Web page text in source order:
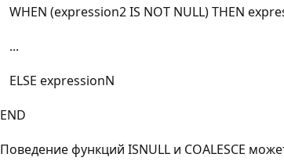
WHEN (expression2 IS NOT NULL) THEN
...
ELSE expressionN
END
Поведение функций ISNULL и COALESCE